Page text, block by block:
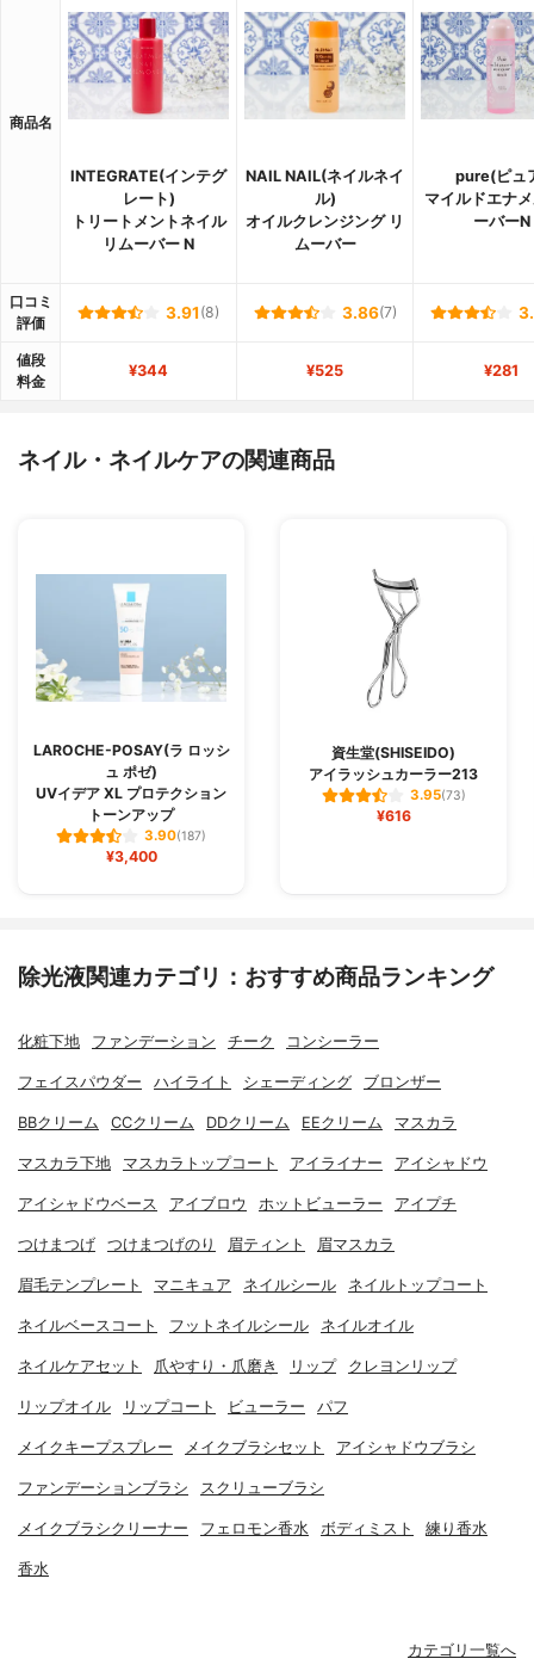
商品名
INTEGRATE(インテグ
レート)
トリートメントネイル
リムーバー N
NAIL NAIL(ネイルネイ
ル)
オイルクレンジング リ
ムーバー
pure(ピュ
マイルドエナ
ーバーN
口コミ
評価
3.91 (8) 3.86(7)
値段
料金
¥344 ¥525 ¥281
ネイル・ネイルケアの関連商品
LAROCHE-POSAY(ラ ロッシ
ュ ポゼ)
UVイデア XL プロテクション
トーンアップ
3.90(187)
¥3,400
資生堂(SHISEIDO)
アイラッシュカーラー213
3.95(73)
¥616
除光液関連カテゴリ：おすすめ商品ランキング
化粧下地 ファンデーション チーク コンシーラー
フェイスパウダー ハイライト シェーディング ブロンザー
BBクリーム CCクリーム DDクリーム EEクリーム マスカラ
マスカラ下地 マスカラトップコート アイライナー アイシャドウ
アイシャドウベース アイブロウ ホットビューラー アイプチ
つけまつげ つけまつげのり 眉ティント 眉マスカラ
眉毛テンプレート マニキュア ネイルシール ネイルトップコート
ネイルベースコート フットネイルシール ネイルオイル
ネイルケアセット 爪やすり・爪磨き リップ クレヨンリップ
リップオイル リップコート ビューラー パフ
メイクキープスプレー メイクブラシセット アイシャドウブラシ
ファンデーションブラシ スクリューブラシ
メイクブラシクリーナー フェロモン香水 ボディミスト 練り香水
香水
カテゴリ一覧へ